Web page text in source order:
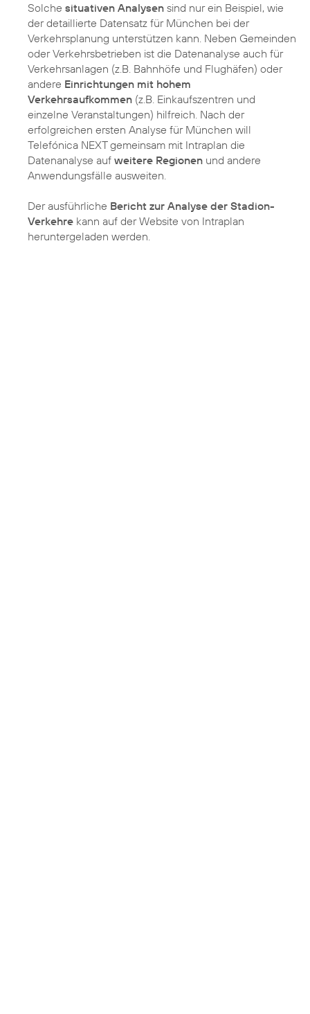
Solche situativen Analysen sind nur ein Beispiel, wie
der detaillierte Datensatz für München bei der
Verkehrsplanung unterstützen kann. Neben Gemeinden
oder Verkehrsbetrieben ist die Datenanalyse auch für
Verkehrsanlagen (z.B. Bahnhöfe und Flughäfen) oder
andere Einrichtungen mit hohem
Verkehrsaufkommen (z.B. Einkaufszentren und
einzelne Veranstaltungen) hilfreich. Nach der
erfolgreichen ersten Analyse für München will
Telefónica NEXT gemeinsam mit Intraplan die
Datenanalyse auf weitere Regionen und andere
Anwendungsfälle ausweiten.
Der ausführliche Bericht zur Analyse der Stadion-
Verkehre kann auf der Website von Intraplan
heruntergeladen werden.